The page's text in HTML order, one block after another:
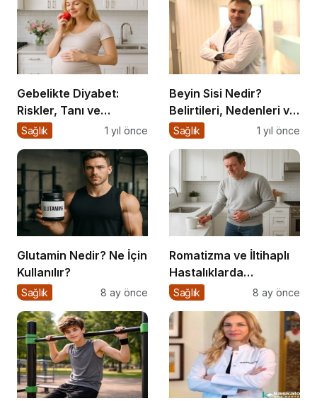
Gebelikte Diyabet:
Riskler, Tanı ve
Yönetim
Sağlık 1 yıl önce
Beyin Sisi Nedir?
Belirtileri, Nedenleri ve
Korunma Yolları
Sağlık 1 yıl önce
Glutamin Nedir? Ne İçin
Kullanılır?
Sağlık 8 ay önce
Romatizma ve İltihaplı
Hastalıklarda
Beslenme
Sağlık 8 ay önce